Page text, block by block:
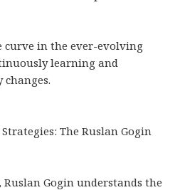
curve in the ever-evolving
learning and
The Ruslan Gogin
Ruslan Gogin understands the